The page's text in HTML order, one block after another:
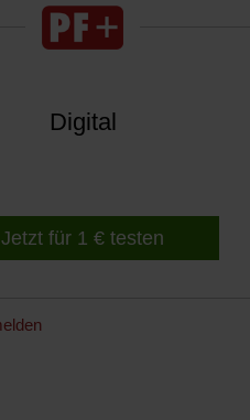
Digital
Jetzt für 1 € testen